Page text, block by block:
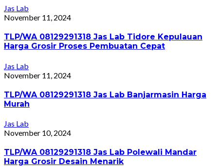
Jas Lab
November 11, 2024
TLP/WA 08129291318 Jas Lab Tidore Kepulauan
Harga Grosir Proses Pembuatan Cepat
Jas Lab
November 11, 2024
TLP/WA 08129291318 Jas Lab Banjarmasin Harga
Murah
Jas Lab
November 10, 2024
TLP/WA 08129291318 Jas Lab Polewali Mandar
Harga Grosir Desain Menarik